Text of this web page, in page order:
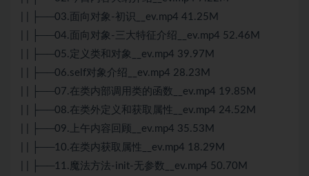
| | ├──03.面向对象-初识__ev.mp4 41.25M
| | ├──04.面向对象-三大特征介绍__ev.mp4 52.46M
| | ├──05.定义类和对象__ev.mp4 39.97M
| | ├──06.self对象介绍__ev.mp4 28.23M
| | ├──07.在类内部调用类的函数__ev.mp4 19.85M
| | ├──08.在类外定义和获取属性__ev.mp4 24.52M
| | ├──09.上午内容回顾__ev.mp4 35.53M
| | ├──10.在类内获取属性__ev.mp4 18.29M
| | ├──11.魔法方法-init-无参数__ev.mp4 50.70M